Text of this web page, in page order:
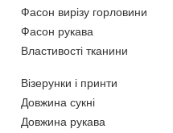
Фасон вирізу горловини
Фасон рукава
Властивості тканини
Візерунки і принти
Довжина сукні
Довжина рукава